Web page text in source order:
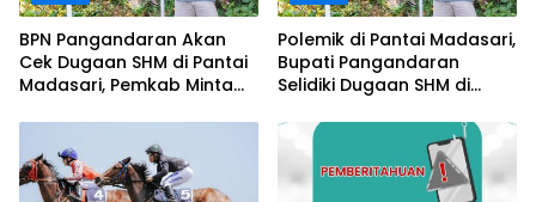
BPN Pangandaran Akan
Cek Dugaan SHM di Pantai
Madasari, Pemkab Minta
Polemik di Pantai Madasari,
Bupati Pangandaran
Selidiki Dugaan SHM di
Pantai